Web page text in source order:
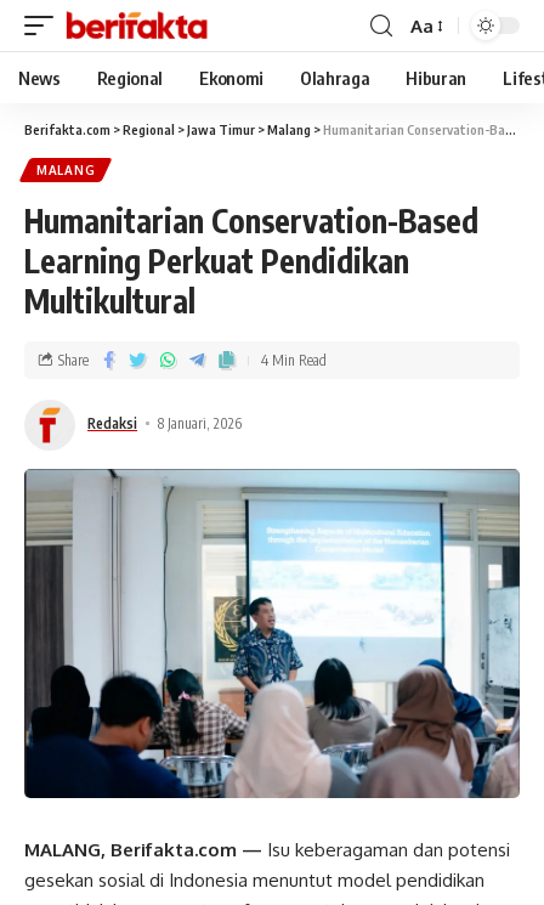
Aa
News Regional Ekonomi Olahraga Hiburan
Berifakta.com >Regional >Jawa Timur >Malang >Humanitarian Conservation-Based Learning Perkuat Pendidikan Multikultural
MALANG
Humanitarian Conservation-Based
Learning Perkuat Pendidikan
Multikultural
Redaksi 8 Januari, 2026
Share 4 Min Read
MALANG, Berifakta.com — Isu keberagaman dan potensi
gesekan sosial di Indonesia menuntut model pendidikan